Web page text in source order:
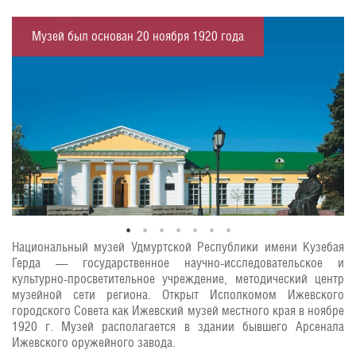
Музей был основан 20 ноября 1920 года
Национальный музей Удмуртской Республики имени Кузебая
Герда — государственное научно-исследовательское и
культурно-просветительное учреждение, методический центр
музейной сети региона. Открыт Исполкомом Ижевского
городского Совета как Ижевский музей местного края в ноябре
1920 г. Музей располагается в здании бывшего Арсенала
Ижевского оружейного завода.